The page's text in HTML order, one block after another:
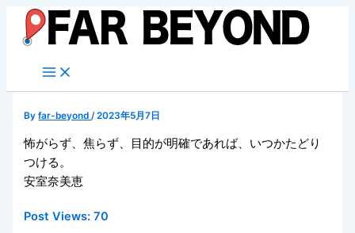
キ
Byfar-beyond/2023年5月7日
怖がらず、焦らず、目的が明確であれば、いつかたどり
つける。
安室奈美恵
Post Views: 70